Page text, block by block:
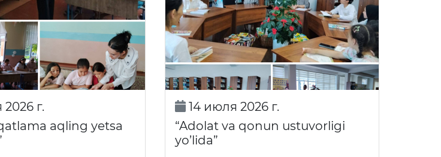
г.
aqling yetsa
14 июля 2026 г.
“Adolat va qonun ustuvorligi
yo’lida”